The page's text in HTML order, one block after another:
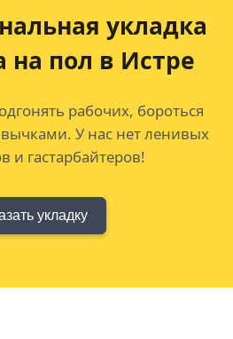
укладка
на пол в Истре
рабочих, бороться
У нас нет ленивых
и гастарбайтеров!
укладку